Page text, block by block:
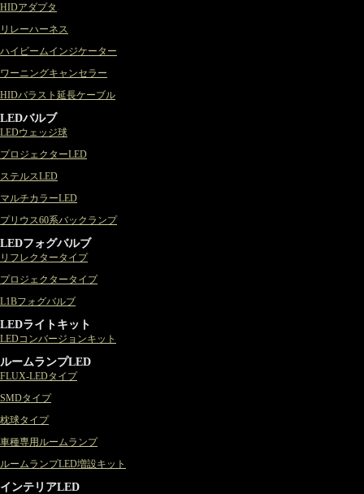
HIDアダプタ
リレーハーネス
ハイビームインジケーター
ワーニングキャンセラー
HIDバラスト延長ケーブル
LEDバルブ
LEDウェッジ球
プロジェクターLED
ステルスLED
マルチカラーLED
プリウス60系バックランプ
LEDフォグバルブ
リフレクタータイプ
プロジェクタータイプ
L1Bフォグバルブ
LEDライトキット
LEDコンバージョンキット
ルームランプLED
FLUX-LEDタイプ
SMDタイプ
枕球タイプ
車種専用ルームランプ
ルームランプLED増設キット
インテリアLED